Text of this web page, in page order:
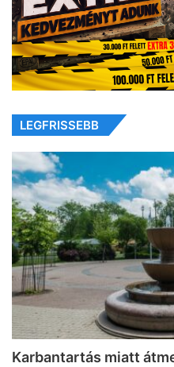
LEGFRISSEBB
Karbantartás miatt